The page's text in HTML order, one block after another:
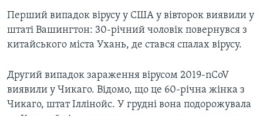
Перший випадок вірусу у США у вівторок виявили у
штаті Вашингтон: 30-річний чоловік повернувся з
китайського міста Ухань, де стався спалах вірусу.
Другий випадок зараження вірусом 2019-nCoV
виявили у Чикаго. Відомо, що це 60-річна жінка з
Чикаго, штат Іллінойс. У грудні вона подорожувала